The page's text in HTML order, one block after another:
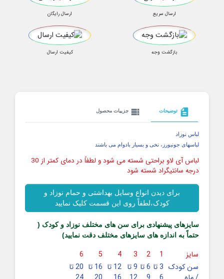
ارسال سریع ارسال رایگان
بازگشت وجه کیفیت ارسال
description توضیحات view_list جزییات محصول
لباس نوزاد
لباسهای جونیورز، نخی و بسیار بادوام می باشند
لباس آی لاو براحتی شسته می شود و لطفاً در دمای کمتر از 30
درجه سانتیگراد شسته شود
برای دیدن انواع وسایل بهداشتی و حمام نوزاد و
کودک،لطفاً روی این قسمت کلیک نمایید
سایزهای پیشنهادی برای سن های مختلف نوزاد و کودک (
حتماً به اندازه های سایزهای مختلف دقت نمایید)
سایز 1
2
3
4
5
6
سن کودک
3 تا
6 تا
9 تا
12 تا
16 تا
20 تا